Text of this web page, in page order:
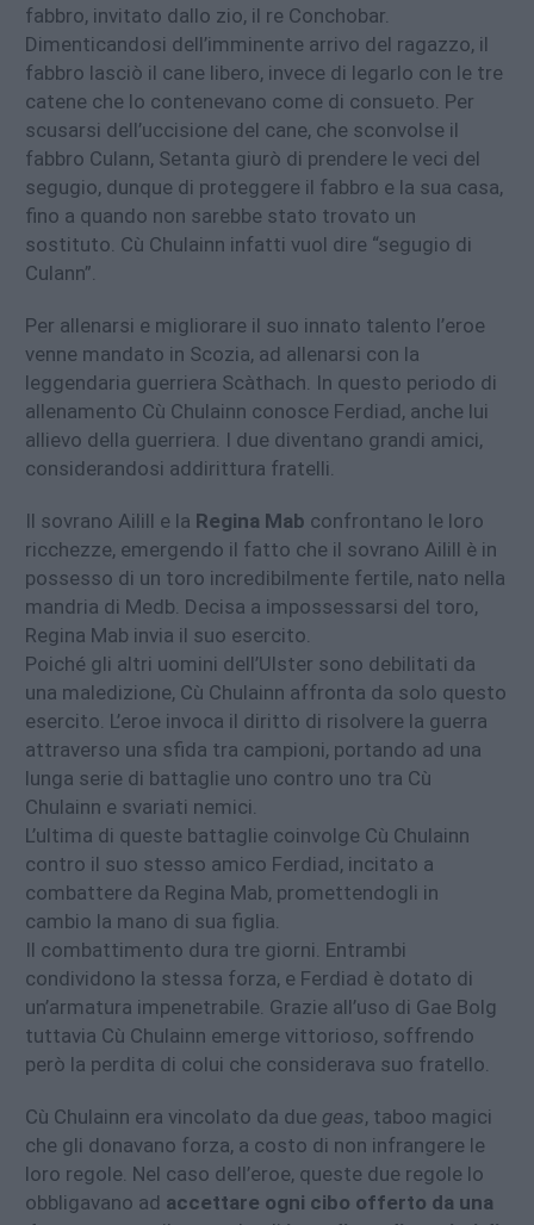
fabbro, invitato dallo zio, il re Conchobar.
Dimenticandosi dell’imminente arrivo del ragazzo, il
fabbro lasciò il cane libero, invece di legarlo con le tre
catene che lo contenevano come di consueto. Per
scusarsi dell’uccisione del cane, che sconvolse il
fabbro Culann, Setanta giurò di prendere le veci del
segugio, dunque di proteggere il fabbro e la sua casa,
fino a quando non sarebbe stato trovato un
sostituto. Cù Chulainn infatti vuol dire “segugio di
Culann”.
Per allenarsi e migliorare il suo innato talento l’eroe
venne mandato in Scozia, ad allenarsi con la
leggendaria guerriera Scàthach. In questo periodo di
allenamento Cù Chulainn conosce Ferdiad, anche lui
allievo della guerriera. I due diventano grandi amici,
considerandosi addirittura fratelli.
Il sovrano Ailill e la Regina Mab confrontano le loro
ricchezze, emergendo il fatto che il sovrano Ailill è in
possesso di un toro incredibilmente fertile, nato nella
mandria di Medb. Decisa a impossessarsi del toro,
Regina Mab invia il suo esercito.
Poiché gli altri uomini dell’Ulster sono debilitati da
una maledizione, Cù Chulainn affronta da solo questo
esercito. L’eroe invoca il diritto di risolvere la guerra
attraverso una sfida tra campioni, portando ad una
lunga serie di battaglie uno contro uno tra Cù
Chulainn e svariati nemici.
L’ultima di queste battaglie coinvolge Cù Chulainn
contro il suo stesso amico Ferdiad, incitato a
combattere da Regina Mab, promettendogli in
cambio la mano di sua figlia.
Il combattimento dura tre giorni. Entrambi
condividono la stessa forza, e Ferdiad è dotato di
un’armatura impenetrabile. Grazie all’uso di Gae Bolg
tuttavia Cù Chulainn emerge vittorioso, soffrendo
però la perdita di colui che considerava suo fratello.
Cù Chulainn era vincolato da due geas, taboo magici
che gli donavano forza, a costo di non infrangere le
loro regole. Nel caso dell’eroe, queste due regole lo
obbligavano ad accettare ogni cibo offerto da una